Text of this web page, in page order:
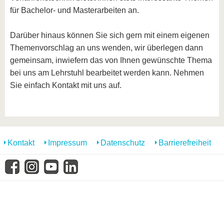
für Bachelor- und Masterarbeiten an.
Darüber hinaus können Sie sich gern mit einem eigenen
Themenvorschlag an uns wenden, wir überlegen dann
gemeinsam, inwiefern das von Ihnen gewünschte Thema
bei uns am Lehrstuhl bearbeitet werden kann. Nehmen
Sie einfach Kontakt mit uns auf.
Kontakt Impressum Datenschutz Barrierefreiheit